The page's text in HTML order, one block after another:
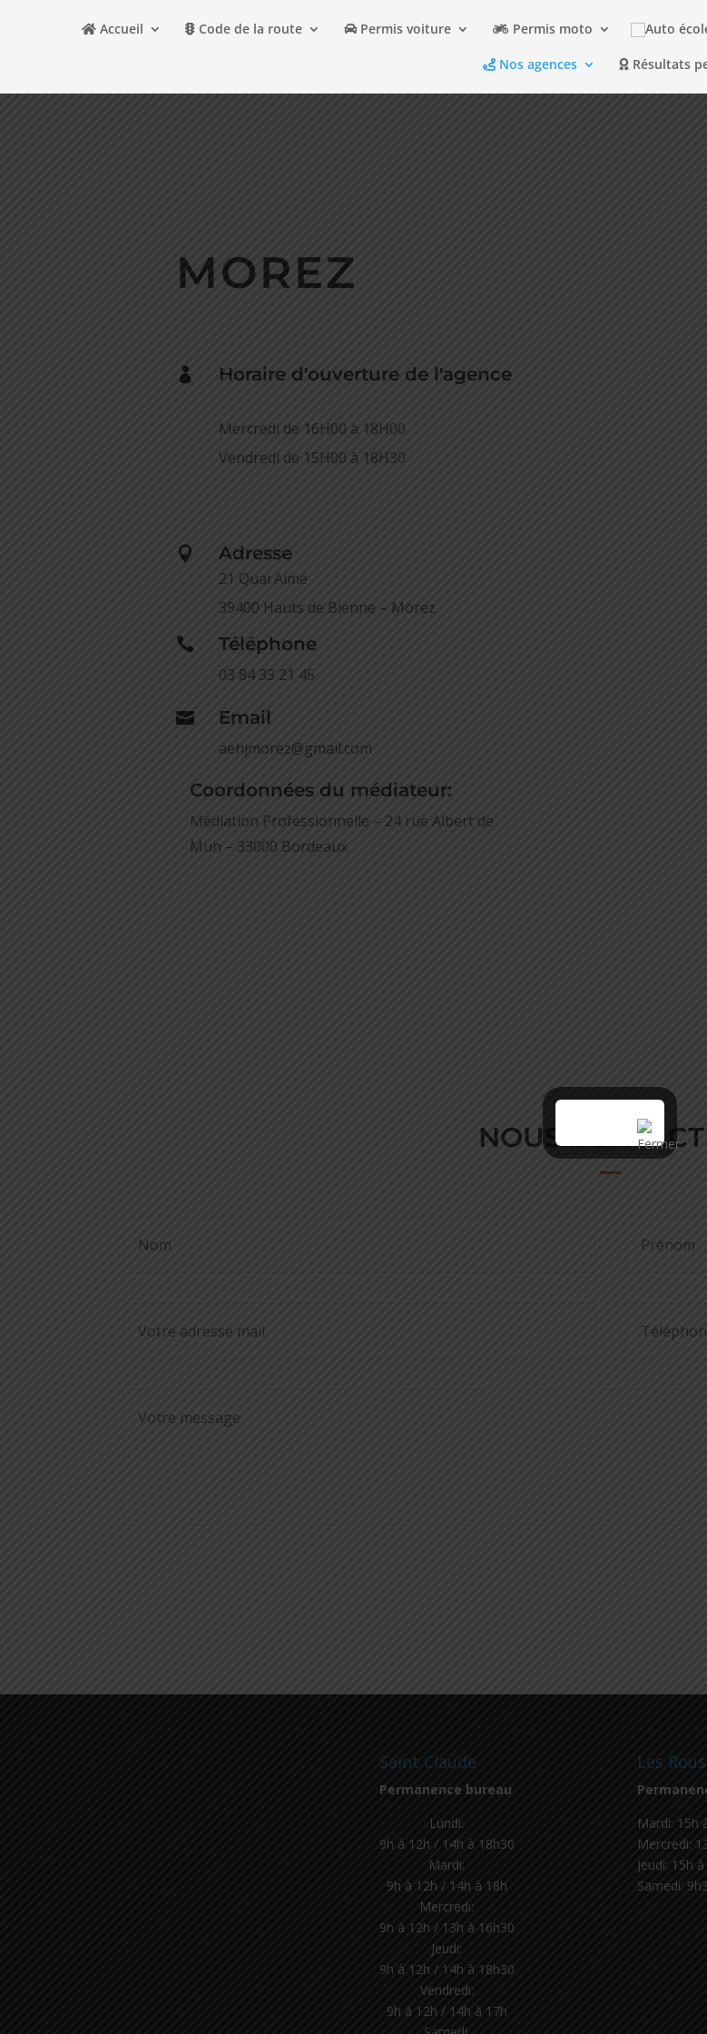
Accueil Code de la route Permis voiture Permis moto
Nos agences Résultats
MOREZ
 Horaire d'ouverture de l'agence
Mercredi de 16H00 à 18H00
Vendredi de 15H00 à 18H30
 Adresse
21 Quai Aimé
39400 Hauts de Bienne – Morez
 Téléphone
03 84 33 21 45
 Email
aehjmorez@gmail.com
Coordonnées du médiateur:
Médiation Professionnelle – 24 rue Albert de
Mun – 33000 Bordeaux
NOUS
Saint Claude
Permanence bureau
Lundi:
9h à 12h / 14h à 18h30
Mardi:
9h à 12h / 14h à 18h
Mercredi:
9h à 12h / 13h à 16h30
Jeudi:
9h à 12h / 14h à 18h30
Vendredi:
9h à 12h / 14h à 17h
Les
Mardi: 15h
Mercredi:
Jeudi: 15h
Samedi: